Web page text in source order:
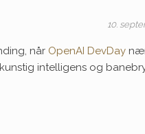
10.
når OpenAI DevDay
intelligens og